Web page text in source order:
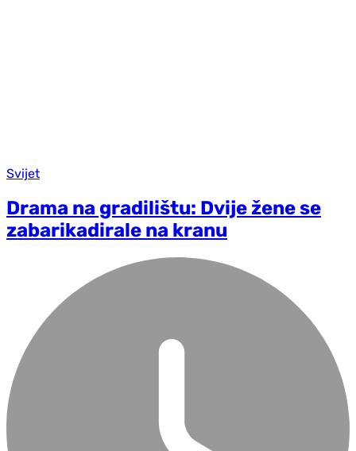
Svijet
Drama na gradilištu: Dvije žene se
zabarikadirale na kranu